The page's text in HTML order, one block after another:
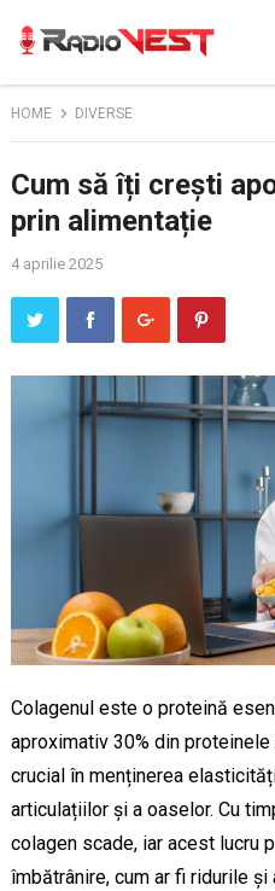
HOME DIVERSE
Cum să îți crești
prin alimentație
4 aprilie 2025
Colagenul este o proteină
aproximativ 30% din proteinele
crucial în menținerea
articulațiilor și a oaselor. Cu
colagen scade, iar acest lucru
îmbătrânire, cum ar fi ridurile